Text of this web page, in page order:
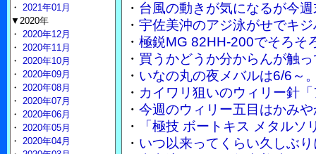
・ 台風の動きが気になるが今
・ 宇佐美沖のアジ泳がせでキ
・ 極鋭MG 82HH-200でそろそ
・ 買うかどうか分からんが触
・ いなの丸の夜メバルは6/6～
・ カイワリ狙いのウィリー針
・ 今週のウィリー五目はかみ
・
「極技 ボートキス メタル
・ いつ以来ってくらい久しぶ
・ 2021年01月
▼2020年
・ 2020年12月
・ 2020年11月
・ 2020年10月
・ 2020年09月
・ 2020年08月
・ 2020年07月
・ 2020年06月
・ 2020年05月
・ 2020年04月